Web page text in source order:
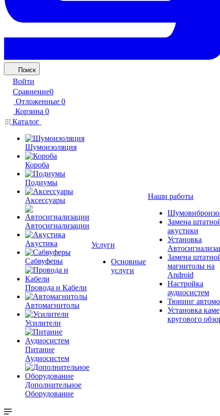
Поиск
Войти
Сравнение0
Отложенные 0
Корзина 0
Каталог
Шумоизоляция
Короба
Подиумы
Аксессуары
Автосигнализации
Акустика
Сабвуферы
Провода и Кабели
Автомагнитолы
Усилители
Питание
Аудиосистем
Дополнительное
Оборудование
Услуги
Основные
услуги
Наши работы
Замена
акустики
Установка
Замена
магнитолы на
Android
Настройка
аудиосистем
Тюнинг
Установка
кругового